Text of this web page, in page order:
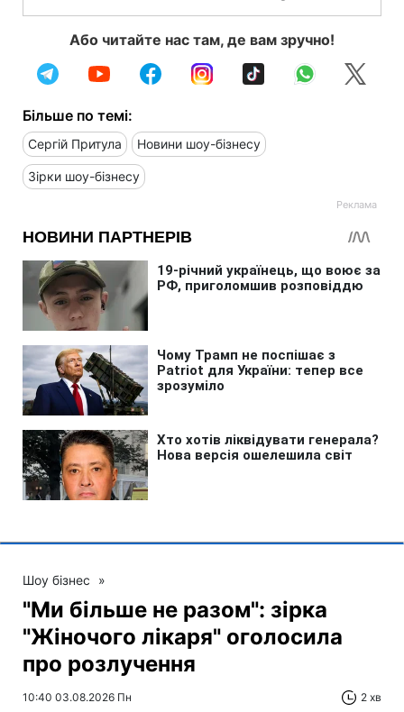
Або читайте нас там, де вам зручно!
Більше по темі:
Сергій Притула Новини шоу-бізнесу
Зірки шоу-бізнесу
Шоу бізнес »
"Ми більше не разом": зірка
"Жіночого лікаря" оголосила
про розлучення
10:40 03.08.2026 Пн 2 хв